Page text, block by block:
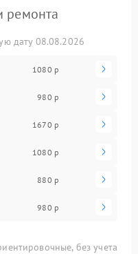
ремонта
дату 08.08.2026
1080 р
980 р
1670 р
1080 р
880 р
980 р
без учета